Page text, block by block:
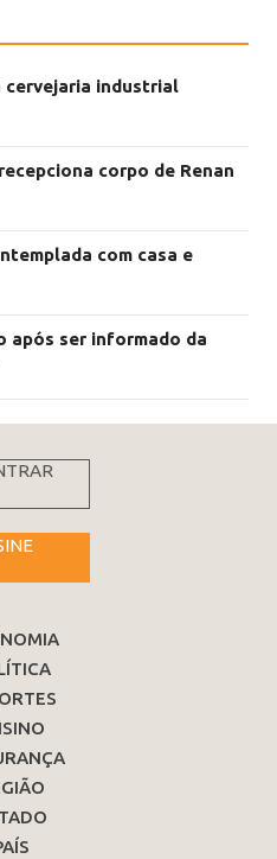
cervejaria industrial
corpo de Renan
com casa e
após ser informado da